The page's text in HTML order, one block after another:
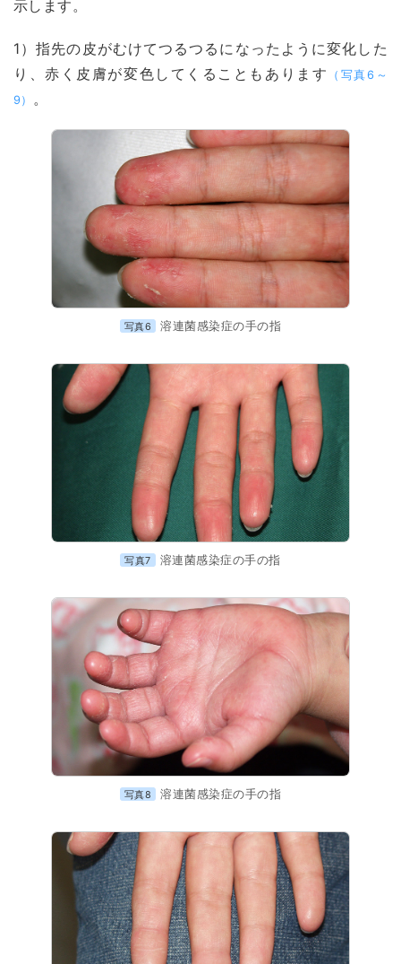
示します。
1）指先の皮がむけてつるつるになったように変化した
り、赤く皮膚が変色してくることもあります
（写真6～
9） 。
写真6 溶連菌感染症の手の指
写真7 溶連菌感染症の手の指
写真8 溶連菌感染症の手の指